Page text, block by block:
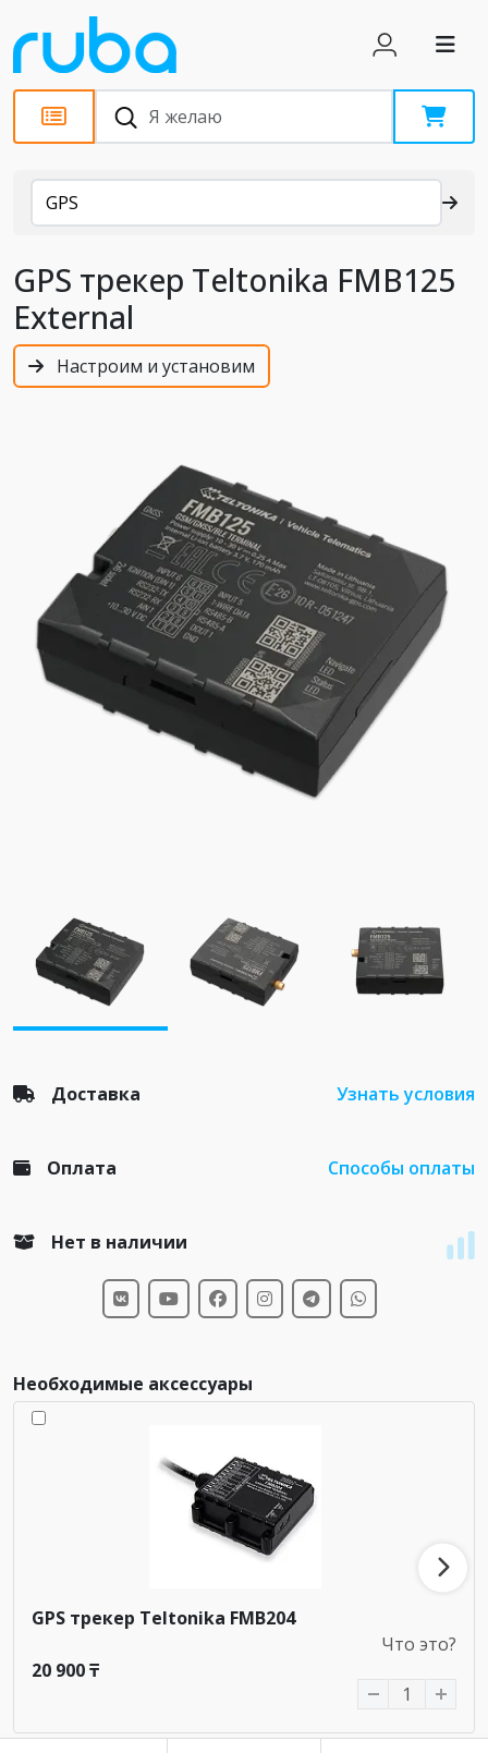
Каталог
GPS
GPS трекер Teltonika FMB125
External
Настроим и установим
Доставка Узнать условия
Оплата Способы оплаты
Нет в наличии
Необходимые аксессуары
GPS трекер Teltonika FMB204
Что это?
20 900 ₸